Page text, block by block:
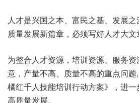
人才是兴国之本、富民之基、发展
质量发展新篇章，必须写好人才大文
为整合人才资源，培训资源、服务
意，产量不高、质量不高的重点问
橘红千人技能培训行动方案》，进
高质量发展。